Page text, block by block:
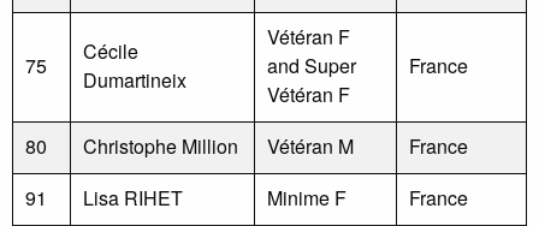
75
Cécile
Dumartineix
Vétéran F
and Super
Vétéran F
France
80 Christophe Million Vétéran M
France
91
Lisa RIHET Minime F France